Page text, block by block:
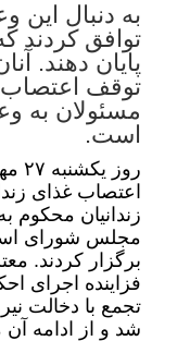
به دنبال این
توافق کردند
پایان دهند.
توقف
مسئولان به
است.
اعتصاب غذای
زندانیان محکوم
مجلس شورای
برگزار کردند.
فزاینده اجرای
تجمع با دخالت
شد و از ادامه